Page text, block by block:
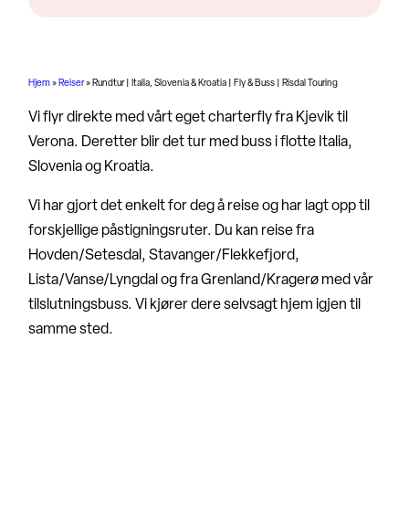
Hjem» Reiser» Rundtur | Italia, Slovenia & Kroatia | Fly & Buss | Risdal Touring
Vi flyr direkte med vårt eget charterfly fra Kjevik til
Verona. Deretter blir det tur med buss i flotte Italia,
Slovenia og Kroatia.
Vi har gjort det enkelt for deg å reise og har lagt opp til
forskjellige påstigningsruter. Du kan reise fra
Hovden/Setesdal, Stavanger/Flekkefjord,
Lista/Vanse/Lyngdal og fra Grenland/Kragerø med vår
tilslutningsbuss. Vi kjører dere selvsagt hjem igjen til
samme sted.